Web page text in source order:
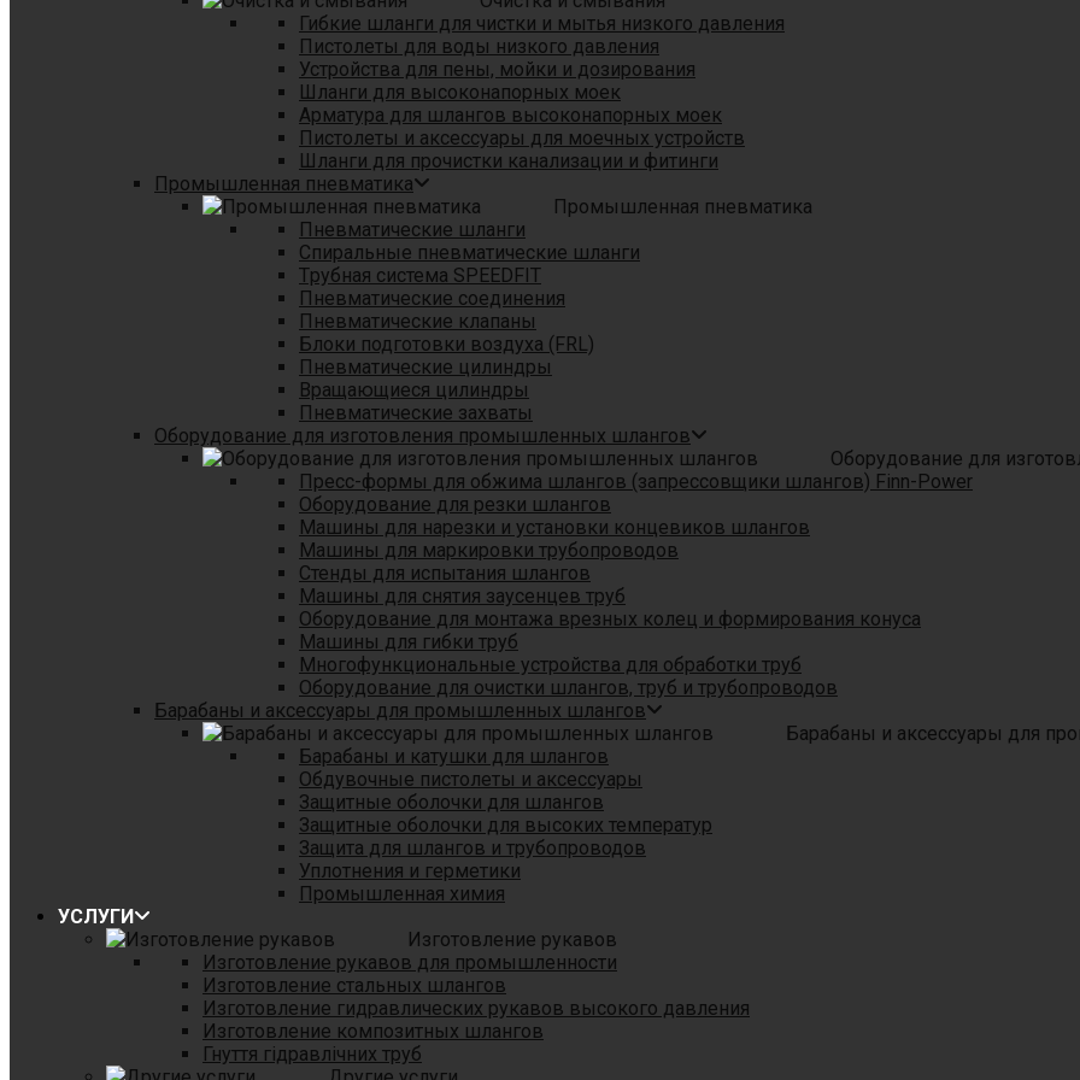
Гибкие шланги для чистки и мытья низкого давления
Пистолеты для воды низкого давления
Устройства для пены, мойки и дозирования
Шланги для высоконапорных моек
Арматура для шлангов высоконапорных моек
Пистолеты и аксессуары для моечных устройств
Шланги для прочистки канализации и фитинги
Промышленная пневматика
Промышленная пневматика
Пневматические шланги
Спиральные пневматические шланги
Tрубная система SPEEDFIT
Пневматические соединения
Пневматические клапаны
Блоки подготовки воздуха (FRL)
Пневматические цилиндры
Вращающиеся цилиндры
Пневматические захваты
Оборудование для изготовления промышленных шлангов
Оборудование для
Пресс-формы для обжима шлангов (запрессовщики шлангов) Finn-Power
Оборудование для резки шлангов
Машины для нарезки и установки концевиков шлангов
Машины для маркировки трубопроводов
Стенды для испытания шлангов
Машины для снятия заусенцев труб
Оборудование для монтажа врезных колец и формирования конуса
Машины для гибки труб
Многофункциональные устройства для обработки труб
Оборудование для очистки шлангов, труб и трубопроводов
Барабаны и аксессуары для промышленных шлангов
Барабаны и аксессуары для
Барабаны и катушки для шлангов
Обдувочные пистолеты и аксессуары
Защитные оболочки для шлангов
Защитные оболочки для высоких температур
Защита для шлангов и трубопроводов
Уплотнения и герметики
Промышленная химия
УСЛУГИ
Изготовление рукавов
Изготовление рукавов для промышленности
Изготовление стальных шлангов
Изготовление гидравлических рукавов высокого давления
Изготовление композитных шлангов
Гнуття гідравлічних труб